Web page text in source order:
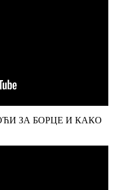
ЗА БОРЦЕ И КАКО